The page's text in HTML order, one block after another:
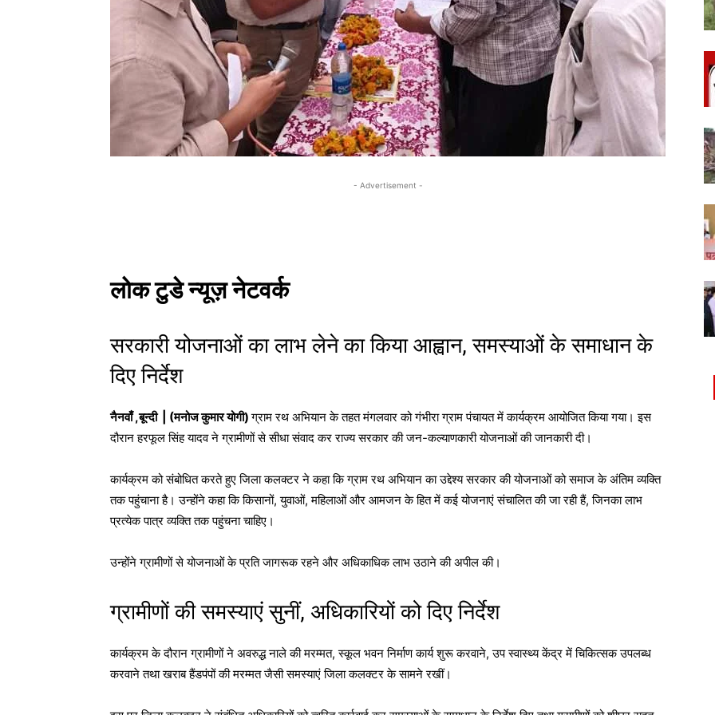
- Advertisement -
लोक टुडे न्यूज़ नेटवर्क
सरकारी योजनाओं का लाभ लेने का किया आह्वान, समस्याओं के समाधान के
दिए निर्देश
नैनवाँ ,बून्दी | (मनोज कुमार योगी)ग्राम रथ अभियानके तहत मंगलवार कोगंभीरा ग्राम पंचायतमें कार्यक्रम आयोजित किया गया। इस
दौरानहरफूल सिंह यादवने ग्रामीणों से सीधा संवाद कर राज्य सरकार की जन-कल्याणकारी योजनाओं की जानकारी दी।
कार्यक्रम को संबोधित करते हुए जिला कलक्टर ने कहा कि ग्राम रथ अभियान का उद्देश्य सरकार की योजनाओं को समाज के अंतिम व्यक्ति
तक पहुंचाना है। उन्होंने कहा कि किसानों, युवाओं, महिलाओं और आमजन के हित में कई योजनाएं संचालित की जा रही हैं, जिनका लाभ
प्रत्येक पात्र व्यक्ति तक पहुंचना चाहिए।
उन्होंने ग्रामीणों से योजनाओं के प्रति जागरूक रहने और अधिकाधिक लाभ उठाने की अपील की।
ग्रामीणों की समस्याएं सुनीं, अधिकारियों को दिए निर्देश
कार्यक्रम के दौरान ग्रामीणों ने अवरुद्ध नाले की मरम्मत, स्कूल भवन निर्माण कार्य शुरू करवाने, उप स्वास्थ्य केंद्र में चिकित्सक उपलब्ध
करवाने तथा खराब हैंडपंपों की मरम्मत जैसी समस्याएं जिला कलक्टर के सामने रखीं।